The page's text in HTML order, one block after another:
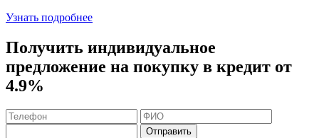
Узнать подробнее
Получить индивидуальное
предложение на покупку в кредит от
4.9%
Отправить